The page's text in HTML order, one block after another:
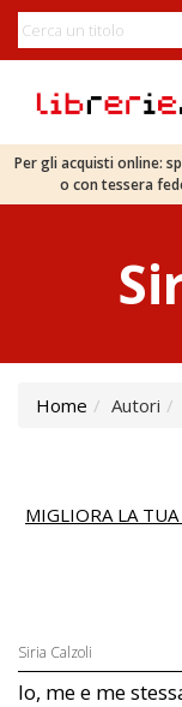
Per gli acquisti online:
o con tessera
Home Autori
MIGLIORA LA TUA
Siria Calzoli
Io, me e me